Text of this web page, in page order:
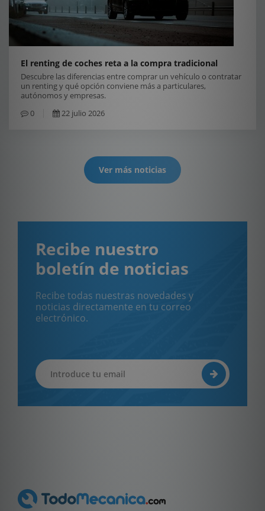
El renting de coches reta a la compra tradicional
Descubre las diferencias entre comprar un vehículo o contratar
un renting y qué opción conviene más a particulares,
autónomos y empresas.
0
22 julio 2026
Ver más noticias
Recibe nuestro
boletín de noticias
Recibe todas nuestras novedades y
noticias directamente en tu correo
electrónico.